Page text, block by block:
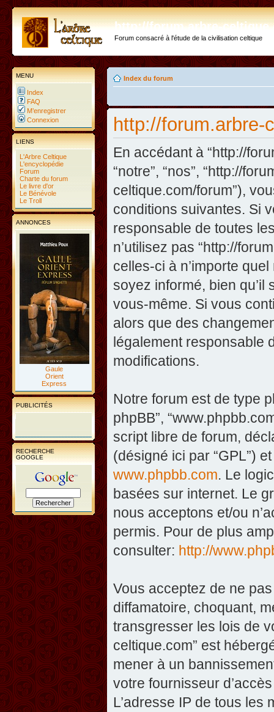
http://forum.arbre-
Forum consacré à l'étude de la civilisation celtique
MENU
Index
FAQ
M’enregistrer
Connexion
LIENS
L'Arbre Celtique
L'encyclopédie
Forum
Charte du forum
Le livre d'or
Le Bénévole
Le Troll
ANNONCES
Gaule
Orient
Express
PUBLICITÉS
RECHERCHE
GOOGLE
Index du forum
http://forum.arbre-
En accédant à “http://
“notre”, “nos”, “http://
celtique.com/forum”),
conditions suivantes. Si
responsable de toutes
n’utilisez pas “http://
celles-ci à n’importe
soyez informé, bien
vous-même. Si vous
alors que des
légalement responsable
modifications.
Notre forum est de type
phpBB”,
script libre de forum,
(désigné ici par “GPL”)
www.phpbb.com. Le
basées sur internet. Le
nous acceptons et/ou
permis. Pour de plus
consulter: http://
Vous acceptez de ne
diffamatoire, choquant,
transgresser les lois de
celtique.com” est
mener à un
votre fournisseur
L’adresse IP de tous